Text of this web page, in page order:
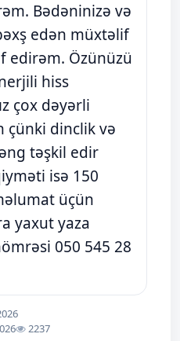
Bədəninizə və
edən müxtəlif
edirəm. Özünüzü
hiss
çox dəyərli
çünki dinclik və
təşkil edir
isə 150
üçün
yaxut yaza
050 545 28
2237